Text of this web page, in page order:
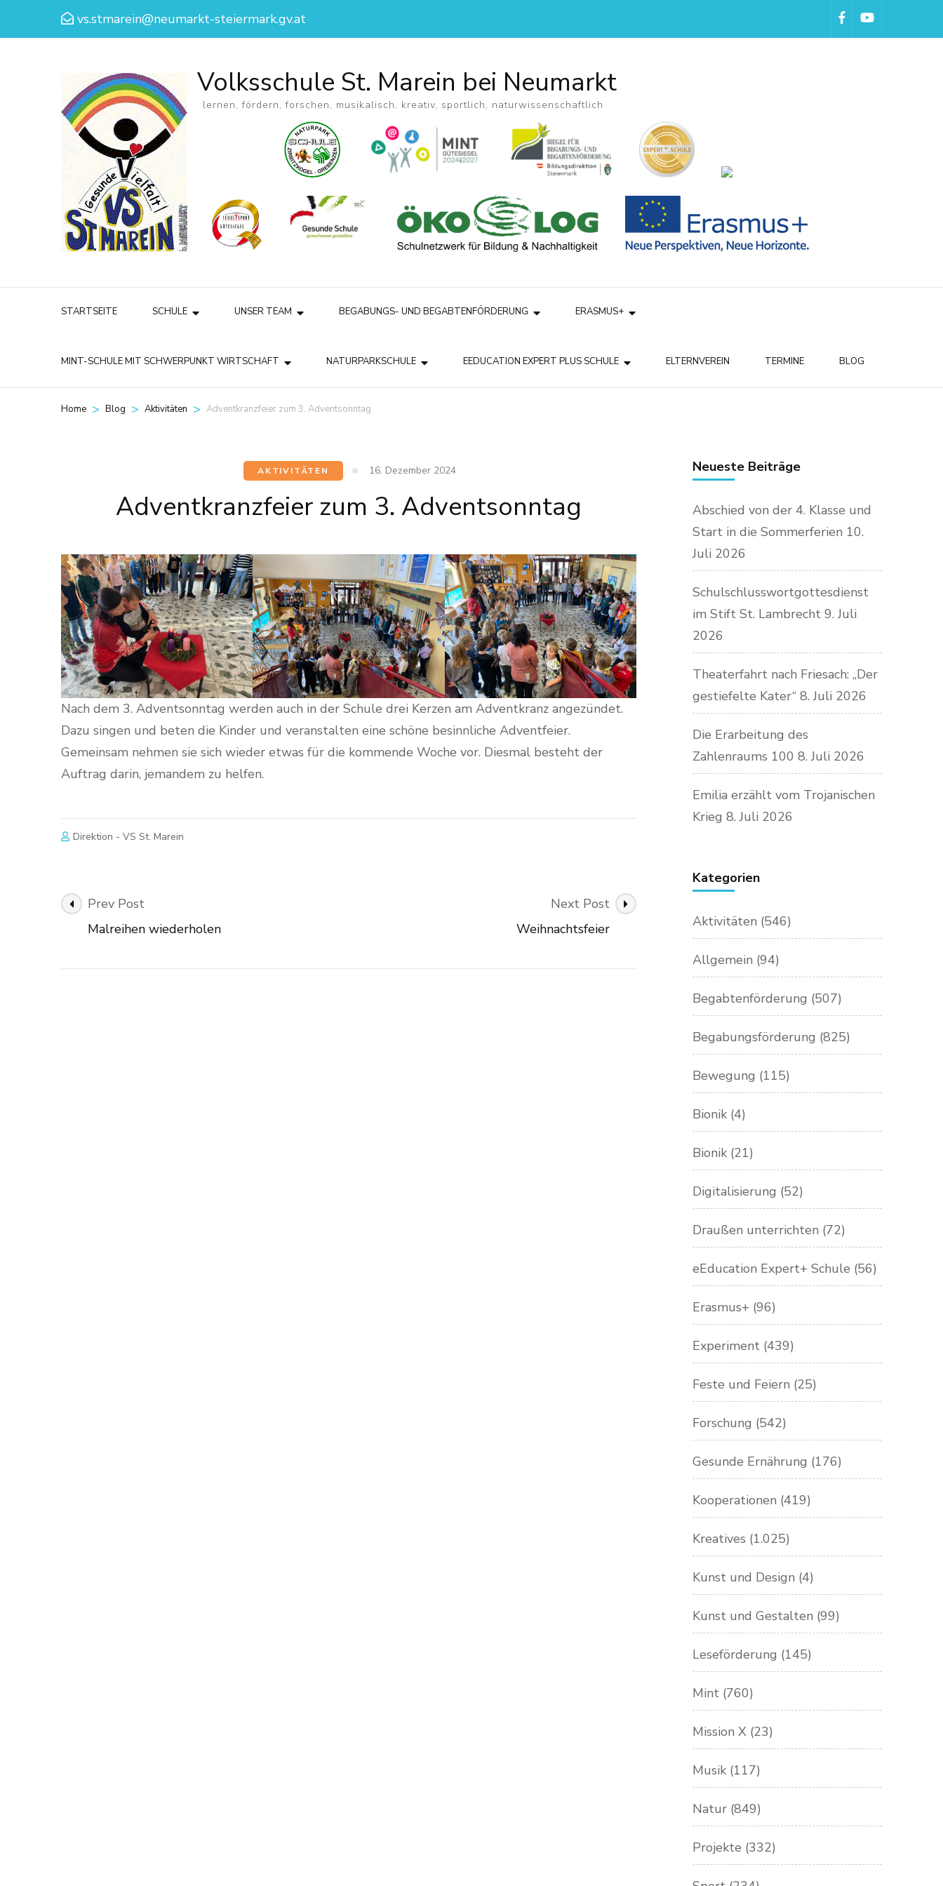
vs.stmarein@neumarkt-steiermark.gv.at
Volksschule St. Marein bei Neumarkt
lernen, fördern, forschen, musikalisch, kreativ, sportlich, naturwissenschaftlich
STARTSEITE SCHULE UNSER TEAM BEGABUNGS- UND BEGABTENFÖRDERUNG ERASMUS+
MINT-SCHULE MIT SCHWERPUNKT WIRTSCHAFT NATURPARKSCHULE EEDUCATION EXPERT PLUS SCHULE ELTERNVEREIN TERMINE BLOG
Home > Blog > Aktivitäten > Adventkranzfeier zum 3. Adventsonntag
AKTIVITÄTEN 16. Dezember 2024
Adventkranzfeier zum 3. Adventsonntag
Nach dem 3. Adventsonntag werden auch in der Schule drei Kerzen am Adventkranz angezündet.
Dazu singen und beten die Kinder und veranstalten eine schöne besinnliche Adventfeier.
Gemeinsam nehmen sie sich wieder etwas für die kommende Woche vor. Diesmal besteht der
Auftrag darin, jemandem zu helfen.
Direktion - VS St. Marein
Post
Navigation
Prev Post
Malreihen wiederholen
Next Post
Weihnachtsfeier
Neueste Beiträge
Abschied von der 4. Klasse und
Start in die Sommerferien 10.
Juli 2026
Schulschlusswortgottesdienst
im Stift St. Lambrecht 9. Juli
2026
Theaterfahrt nach Friesach: „Der
gestiefelte Kater“ 8. Juli 2026
Die Erarbeitung des
Zahlenraums 100 8. Juli 2026
Emilia erzählt vom Trojanischen
Krieg 8. Juli 2026
Kategorien
Aktivitäten (546)
Allgemein (94)
Begabtenförderung (507)
Begabungsförderung (825)
Bewegung (115)
Bionik (4)
Bionik (21)
Digitalisierung (52)
Draußen unterrichten (72)
eEducation Expert+ Schule (56)
Erasmus+ (96)
Experiment (439)
Feste und Feiern (25)
Forschung (542)
Gesunde Ernährung (176)
Kooperationen (419)
Kreatives (1.025)
Kunst und Design (4)
Kunst und Gestalten (99)
Leseförderung (145)
Mint (760)
Mission X (23)
Musik (117)
Natur (849)
Projekte (332)